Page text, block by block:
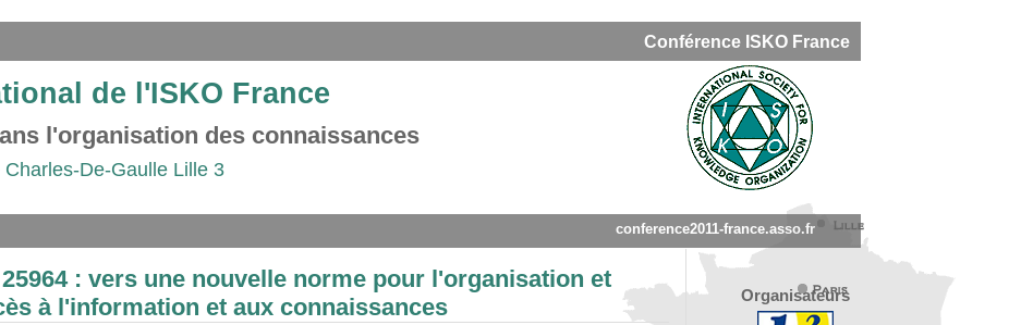
Conférence ISKO France
de l'ISKO France
l'organisation des connaissances
De-Gaulle Lille 3
conference2011-france.asso.fr
25964 : vers une nouvelle norme pour l'organisation et
à l'information et aux connaissances
Organisateurs